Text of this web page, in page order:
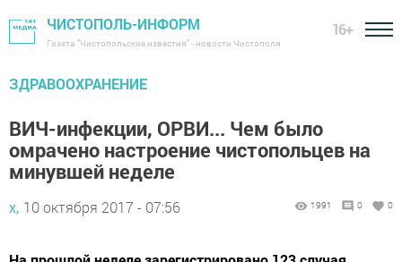
ЧИСТОПОЛЬ-ИНФОРМ
Газета "Чистопольские известия" - новости Чистополя
16+
ЗДРАВООХРАНЕНИЕ
ВИЧ-инфекции, ОРВИ... Чем было
омрачено настроение чистопольцев на
минувшей неделе
х, 10 октября 2017 - 07:56 1991 0 0